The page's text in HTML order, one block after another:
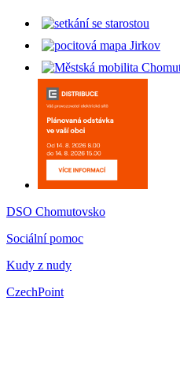
DSO Chomutovsko
Sociální pomoc
Kudy z nudy
CzechPoint